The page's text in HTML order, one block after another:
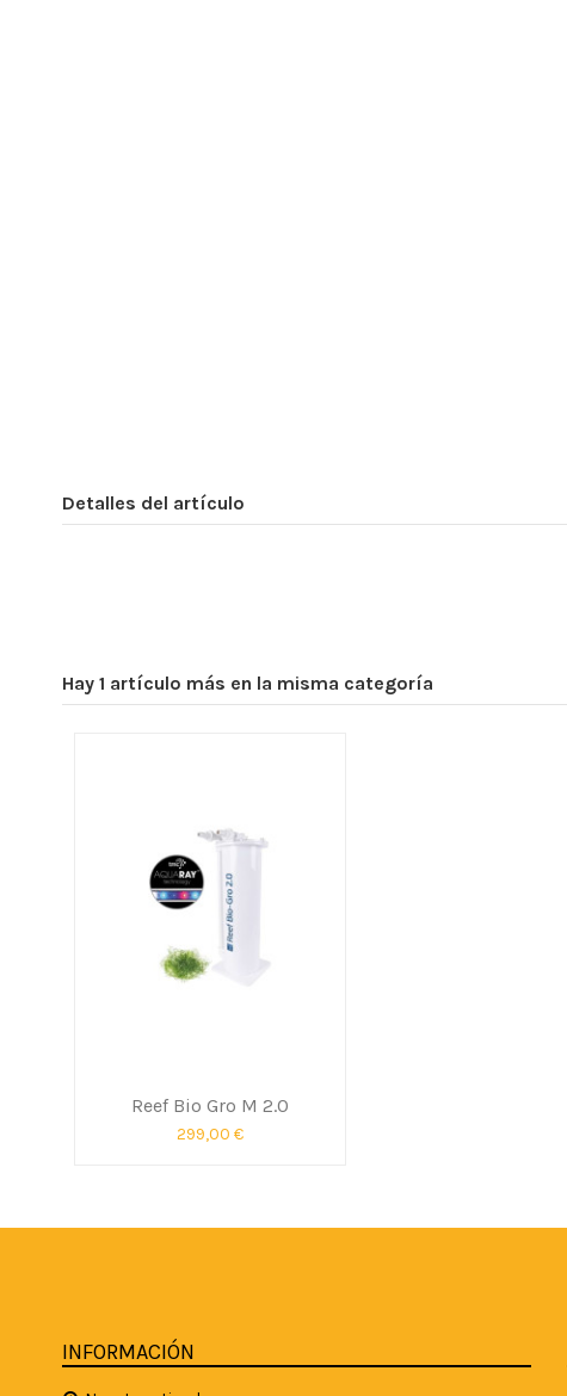
Detalles del artículo
Hay 1 artículo más en la misma categoría
Reef Bio Gro M 2.0
299,00 €
INFORMACIÓN